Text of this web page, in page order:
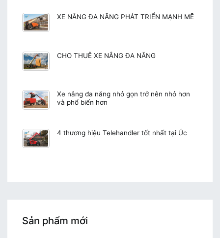
XE NÂNG ĐA NĂNG PHÁT TRIỂN MẠNH MẼ
CHO THUÊ XE NÂNG ĐA NĂNG
Xe nâng đa năng nhỏ gọn trở nên nhỏ hơn
và phổ biến hơn
4 thương hiệu Telehandler tốt nhất tại Úc
Sản phẩm mới